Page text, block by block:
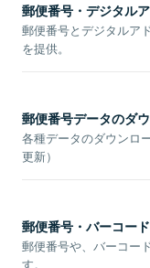
郵便番号・デジタル
郵便番号とデジタルア
を提供。
郵便番号データのダ
各種データのダウンロ
更新）
郵便番号・バーコー
郵便番号や、バーコー
す。